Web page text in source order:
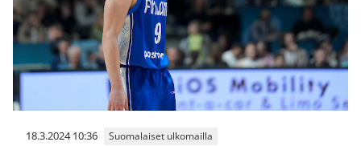
18.3.2024 10:36 Suomalaiset ulkomailla